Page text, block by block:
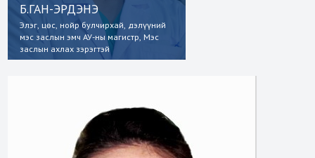
Б.ГАН-ЭРДЭНЭ
Элэг, цөс, нойр булчирхай, дэлүүний
мэс заслын эмч АУ-ны магистр, Мэс
заслын ахлах зэрэгтэй